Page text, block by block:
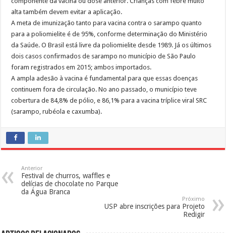
alta também devem evitar a aplicação.
A meta de imunização tanto para vacina contra o sarampo quanto
para a poliomielite é de 95%, conforme determinação do Ministério
da Saúde. O Brasil está livre da poliomielite desde 1989. Já os últimos
dois casos confirmados de sarampo no município de São Paulo
foram registrados em 2015; ambos importados.
A ampla adesão à vacina é fundamental para que essas doenças
continuem fora de circulação. No ano passado, o município teve
cobertura de 84,8% de pólio, e 86,1% para a vacina tríplice viral SRC
(sarampo, rubéola e caxumba).
Anterior
Festival de churros, waffles e
delícias de chocolate no Parque
da Água Branca
Próximo
USP abre inscrições para Projeto
Redigir